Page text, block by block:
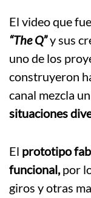
El video que
“The Q”y sus
uno de los
construyeron
canal mezcla
situaciones
El prototipo
funcional,por
giros y otras